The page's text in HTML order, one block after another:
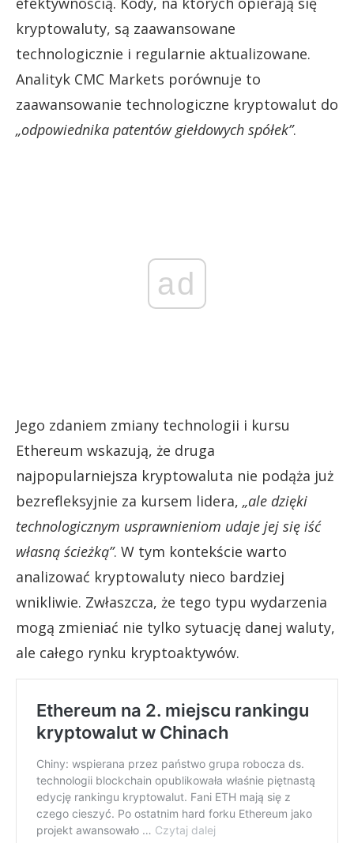
kryptowaluty, są zaawansowane
technologicznie i regularnie aktualizowane.
Analityk CMC Markets porównuje to
zaawansowanie technologiczne kryptowalut do
„odpowiednika patentów giełdowych spółek”.
ad
Jego zdaniem zmiany technologii i kursu
Ethereum wskazują, że druga
najpopularniejsza kryptowaluta nie podąża już
bezrefleksyjnie za kursem lidera, „ale dzięki
technologicznym usprawnieniom udaje jej się iść
własną ścieżką”. W tym kontekście warto
analizować kryptowaluty nieco bardziej
wnikliwie. Zwłaszcza, że tego typu wydarzenia
mogą zmieniać nie tylko sytuację danej waluty,
ale całego rynku kryptoaktywów.